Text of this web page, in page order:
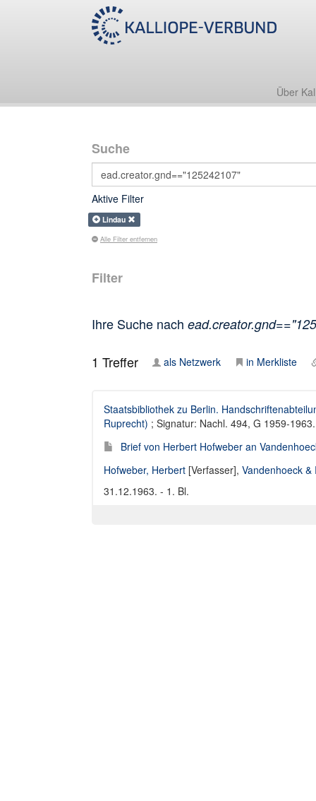
Über
Suche
Aktive Filter
Lindau
Alle Filter entfernen
Filter
Ihre Suche nach
1 Treffer als Netzwerk in Merkliste
Staatsbibliothek zu Berlin.
Ruprecht) ; Signatur: Nachl. 494, G 1959-
Brief von Herbert Hofweber an
Hofweber, Herbert [Verfasser], Vandenhoeck
31.12.1963. - 1. Bl.